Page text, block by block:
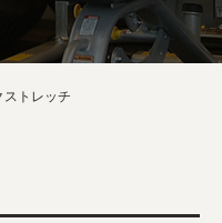
ストレッチ